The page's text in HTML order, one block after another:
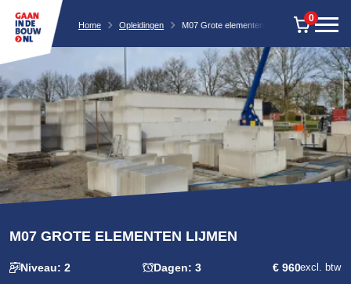
0
Home Opleidingen M07 Grote elementen lijmen
M07 GROTE ELEMENTEN LIJMEN
Niveau: 2 Dagen: 3 € 960excl. btw